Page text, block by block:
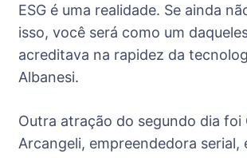
ESG é uma realidade. Se ainda
isso, você será como um
acreditava na rapidez da
Albanesi.
Outra atração do segundo dia foi
Arcangeli, empreendedora serial,